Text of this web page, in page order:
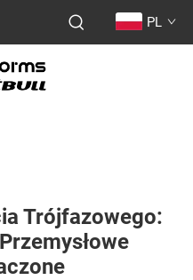
PL
Trójfazowego: